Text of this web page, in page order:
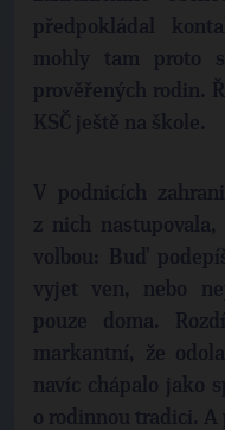
předpokládal
mohly tam proto
prověřených rodin.
KSČ ještě na škole.
V podnicích
z nich
volbou: Buď
vyjet ven, nebo
pouze doma.
markantní, že
navíc chápalo jako
o rodinnou tradici.